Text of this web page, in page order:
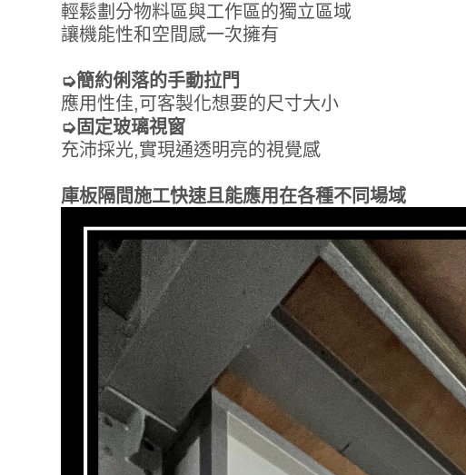
輕鬆劃分物料區與工作區的獨立區域
讓機能性和空間感一次擁有
➭簡約俐落的手動拉門
應用性佳,可客製化想要的尺寸大小
➭固定玻璃視窗
充沛採光,實現通透明亮的視覺感
庫板隔間施工快速且能應用在各種不同場域